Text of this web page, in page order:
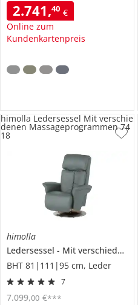
2.741,40 €
Online zum
Kundenkartenpreis
himolla
Ledersessel
Mit verschiedenen Massageprogrammen
BHT 81|111|95 cm, Leder
7
7.099,00 €***
himolla Ledersessel Mit verschie
denen Massageprogrammen 74
18